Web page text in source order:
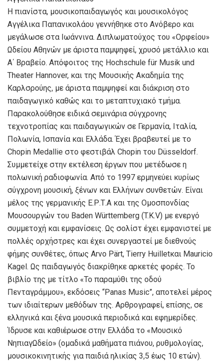
H πιανίστα, μουσικοπαιδαγωγός και μουσικολόγος
Αγγέλικα Παπανικολάου γεννήθηκε στο Ανόβερο και
μεγάλωσε στα Ιωάννινα. Διπλωματούχος του «Ορφείου»
Ωδείου Αθηνών με άριστα παμψηφεί, χρυσό μετάλλιο και
Α΄ Βραβείο. Απόφοιτος της Ηοchschule für Musik und
Theater Hannover, και της Μουσικής Ακαδημία της
Καρλσρούης, με άριστα παμψηφεί και διάκριση στο
παιδαγωγικό καθώς και το μεταπτυχιακό τμήμα.
Παρακολούθησε ειδικά σεμινάρια σύγχρονης
τεχνοτροπίας και παιδαγωγικών σε Γερμανία, Ιταλία,
Πολωνία, Ισπανία και Ελλάδα. Έχει βραβευτεί με το
Chopin Medallie στο φεστιβάλ Chopin του Düsseldorf.
Συμμετείχε στην εκτέλεση έργων που μετέδωσε η
πολωνική ραδιοφωνία. Από το 1997 ερμηνεύει κυρίως
σύγχρονη μουσική, ξένων και Ελλήνων συνθετών. Eίναι
μέλος της γερμανικής Ε.Ρ.Τ.Α και της Ομοσπονδίας
Μουσουργών του Baden Württemberg (T.K.V) με ενεργό
συμμετοχή και εμφανίσεις. Ως σολίστ έχει εμφανιστεί με
πολλές ορχήστρες και έχει συνεργαστεί με διεθνούς
φήμης συνθέτες, όπως Arvo Pärt, Tierry Huilletκαι Mauricio
Kagel. Ως παιδαγωγός διακρίθηκε αρκετές φορές. Το
βιβλίο της με τίτλο «Το παραμύθι της οδού
Πενταγράμμου», εκδόσεις “Panas Music”, αποτελεί μέρος
των ιδιαίτερων μεθόδων της. Αρθρογραφεί, επίσης, σε
ελληνικά και ξένα μουσικά περιοδικά και εφημερίδες.
Ίδρυσε και καθιέρωσε στην Ελλάδα το «Μουσικό
ΝηπιαγΩδείο» (ομαδικά μαθήματα πιάνου, ρυθμολογίας,
μουσικοκινητικής για παιδιά ηλικίας 3,5 έως 10 ετών).